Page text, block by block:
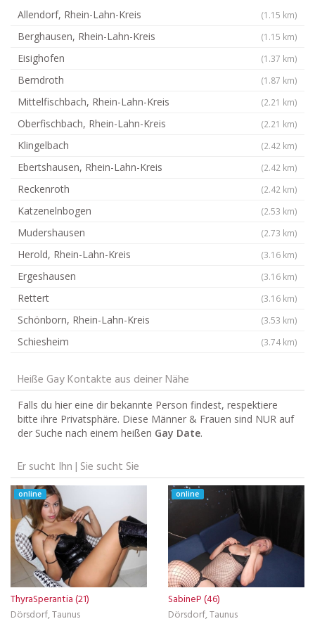
Allendorf, Rhein-Lahn-Kreis (1.15 km)
Berghausen, Rhein-Lahn-Kreis (1.15 km)
Eisighofen (1.37 km)
Berndroth (1.87 km)
Mittelfischbach, Rhein-Lahn-Kreis (2.21 km)
Oberfischbach, Rhein-Lahn-Kreis (2.21 km)
Klingelbach (2.42 km)
Ebertshausen, Rhein-Lahn-Kreis (2.42 km)
Reckenroth (2.42 km)
Katzenelnbogen (2.53 km)
Mudershausen (2.73 km)
Herold, Rhein-Lahn-Kreis (3.16 km)
Ergeshausen (3.16 km)
Rettert (3.16 km)
Schönborn, Rhein-Lahn-Kreis (3.53 km)
Schiesheim (3.74 km)
Heiße Gay Kontakte aus deiner Nähe
Falls du hier eine dir bekannte Person findest, respektiere
bitte ihre Privatsphäre. Diese Männer & Frauen sind NUR auf
der Suche nach einem heißen Gay Date.
Er sucht Ihn | Sie sucht Sie
online
ThyraSperantia (21)
Dörsdorf, Taunus
online
SabineP (46)
Dörsdorf, Taunus